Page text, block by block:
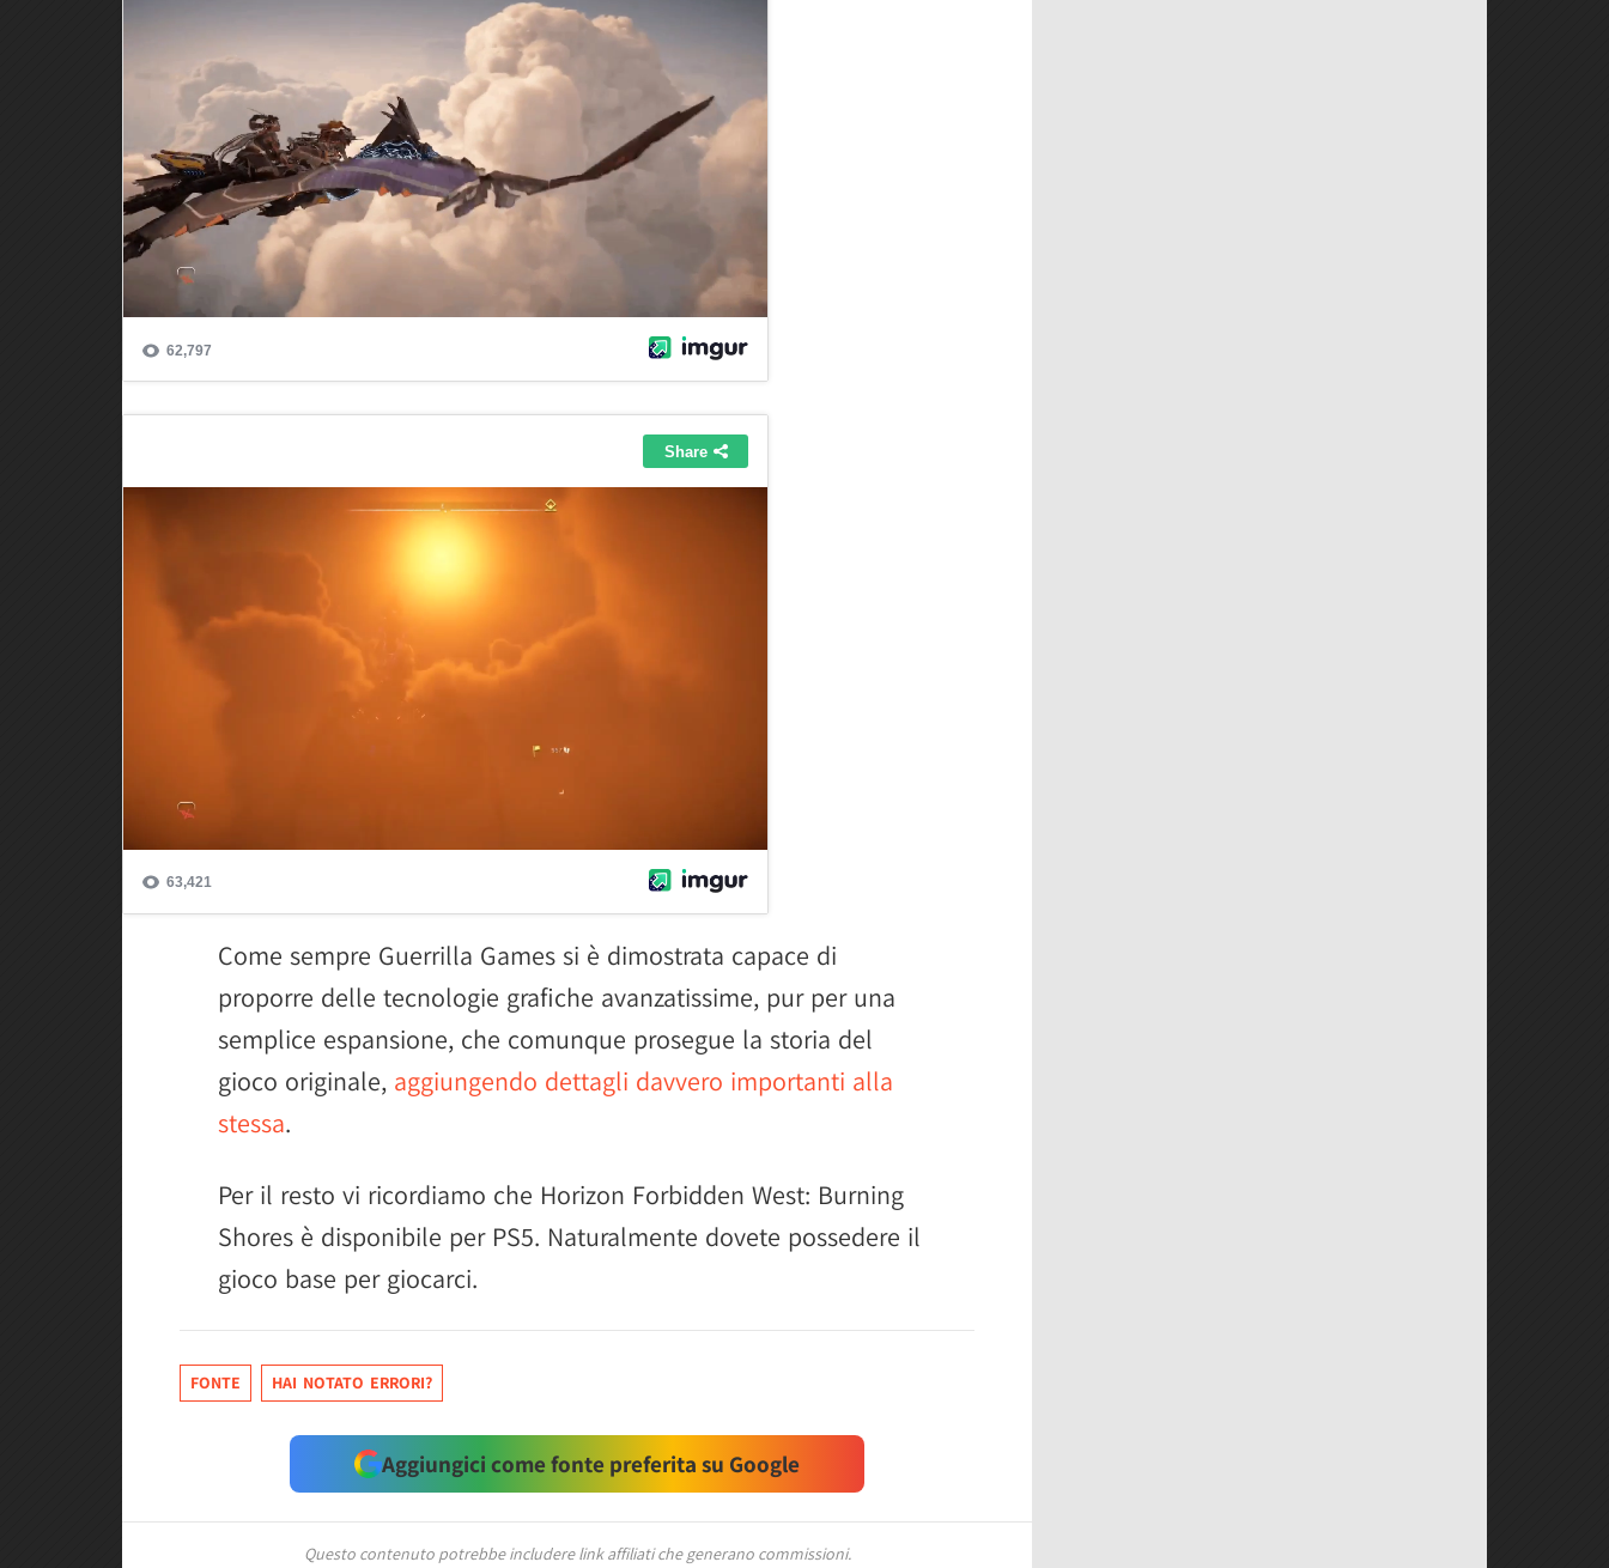
Come sempre Guerrilla Games si è dimostrata capace di
proporre delle tecnologie grafiche avanzatissime, pur per una
semplice espansione, che comunque prosegue la storia del
gioco originale, aggiungendo dettagli davvero importanti alla
stessa.
Per il resto vi ricordiamo che Horizon Forbidden West: Burning
Shores è disponibile per PS5. Naturalmente dovete possedere il
gioco base per giocarci.
FONTE HAI NOTATO ERRORI?
Aggiungici come fonte preferita su Google
Questo contenuto potrebbe includere link affiliati che generano commissioni.